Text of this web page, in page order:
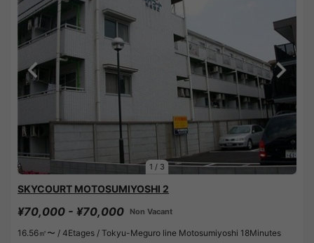
1 / 3
SKYCOURT MOTOSUMIYOSHI 2
¥70,000 - ¥70,000 Non Vacant
16.56㎡〜 / 4Etages / Tokyu-Meguro line Motosumiyoshi 18Minutes